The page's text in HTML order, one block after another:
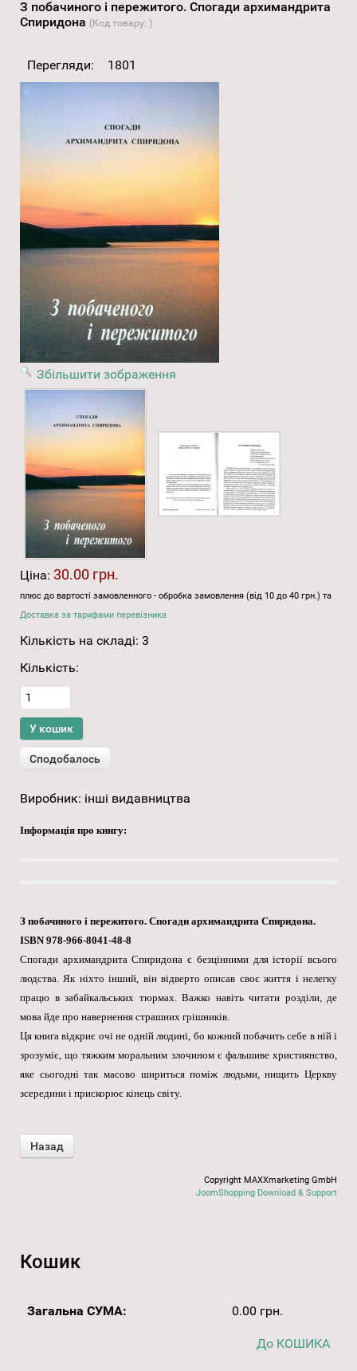
З побачиного і пережитого. Спогади архимандрита
Спиридона (Код товару: )
Перегляди: 1801
Збільшити зображення
Ціна: 30.00 грн.
плюс до вартості замовленного - обробка замовлення (від 10 до 40 грн.) та
Доставка за тарифами перевізника
Кількість на складі: 3
Кількість:
Виробник: інші видавництва
Інформація про книгу:
З побачиного і пережитого. Спогади архимандрита Спиридона.
ISBN 978-966-8041-48-8
Спогади архимандрита Спиридона є безцінними для історії всього
людства. Як ніхто інший, він відверто описав своє життя і нелегку
працю в забайкальських тюрмах. Важко навіть читати розділи, де
мова йде про навернення страшних грішників.
Ця книга відкриє очі не одній людині, бо кожний побачить себе в ній і
зрозуміє, що тяжким моральним злочином є фальшиве християнство,
яке сьогодні так масово шириться поміж людьми, нищить Церкву
зсередини і прискорює кінець світу.
Copyright MAXXmarketing GmbH
JoomShopping Download & Support
Кошик
Загальна СУМА: 0.00 грн.
До КОШИКА